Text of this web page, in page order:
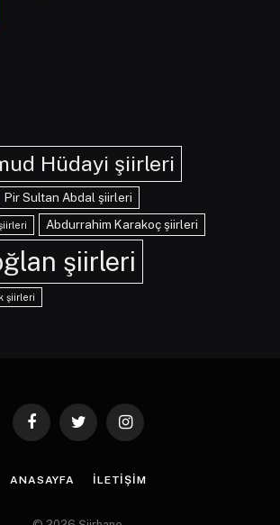
Hüdayi şiirleri
Pir Sultan Abdal şiirleri
Abdurrahim Karakoç şiirleri
şiirleri
şiirleri
FacebookTwitter Instagram
ANASAYFA İLETIŞIM